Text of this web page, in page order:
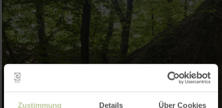
Zustimmung Details Über Cookies